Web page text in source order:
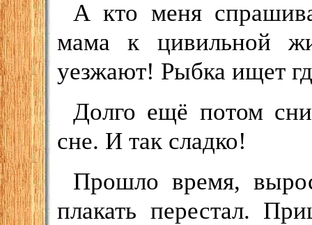
А кто меня
мама к цивильной
уезжают! Рыбка ищет
Долго ещё потом
сне. И так сладко!
Прошло время,
плакать перестал.